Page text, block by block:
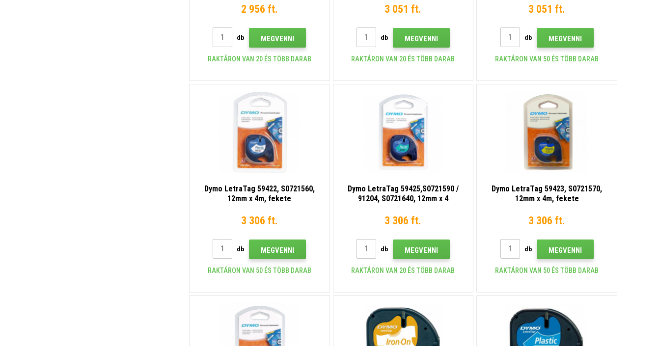
2 956 ft.
db MEGVENNI
RAKTÁRON VAN 20 ÉS TÖBB DARAB
3 051 ft.
db MEGVENNI
RAKTÁRON VAN 20 ÉS TÖBB DARAB
3 051 ft.
db MEGVENNI
RAKTÁRON VAN 50 ÉS TÖBB DARAB
Dymo LetraTag 59422, S0721560,
12mm x 4m, fekete
szalag
3 306 ft.
db MEGVENNI
RAKTÁRON VAN 50 ÉS TÖBB DARAB
Dymo LetraTag 59425,S0721590 /
91204, S0721640, 12mm x 4
alapon,eredeti szalag
3 306 ft.
db MEGVENNI
RAKTÁRON VAN 20 ÉS TÖBB DARAB
Dymo LetraTag 59423, S0721570,
12mm x 4m, fekete
szalag
3 306 ft.
db MEGVENNI
RAKTÁRON VAN 50 ÉS TÖBB DARAB